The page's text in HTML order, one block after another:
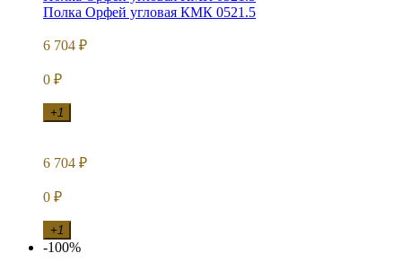
Полка Орфей угловая КМК 0521.5
6 704 ₽
0 ₽
+1
6 704 ₽
0 ₽
+1
-100%